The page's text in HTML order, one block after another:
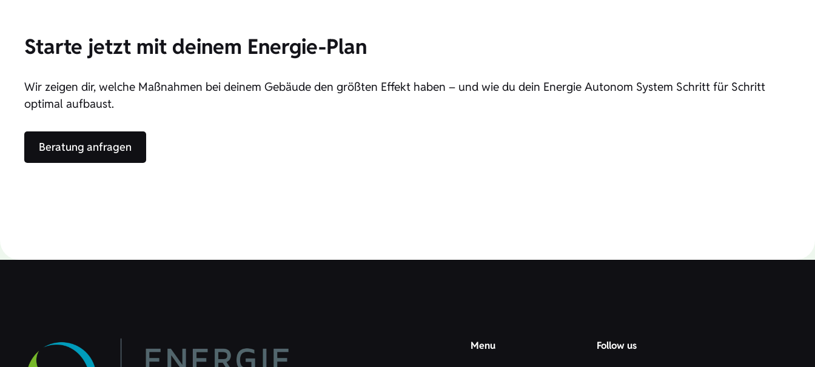
Starte jetzt mit deinem Energie-Plan
Wir zeigen dir, welche Maßnahmen bei deinem Gebäude den größten Effekt haben – und wie du dein Energie Autonom System Schritt für Schritt
optimal aufbaust.
Beratung anfragen
Menu Follow us